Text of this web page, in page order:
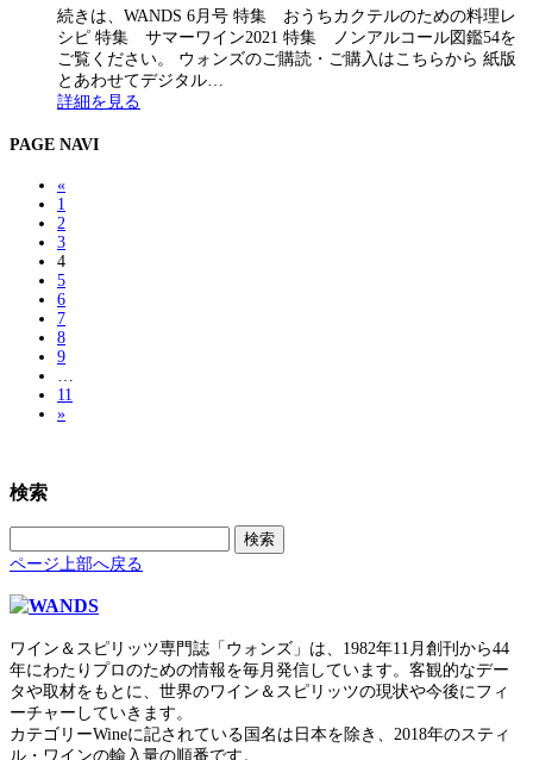
続きは、WANDS 6月号 特集 おうちカクテルのための料理レ
シピ 特集 サマーワイン2021 特集 ノンアルコール図鑑54を
ご覧ください。 ウォンズのご購読・ご購入はこちらから 紙版
とあわせてデジタル…
詳細を見る
PAGE NAVI
«
1
2
3
4
5
6
7
8
9
…
11
»
検索
索:
ページ上部へ戻る
ワイン＆スピリッツ専門誌「ウォンズ」は、1982年11月創刊から44
年にわたりプロのための情報を毎月発信しています。客観的なデー
タや取材をもとに、世界のワイン＆スピリッツの現状や今後にフィ
ーチャーしていきます。
カテゴリーWineに記されている国名は日本を除き、2018年のスティ
ル・ワインの輸入量の順番です。